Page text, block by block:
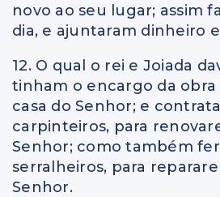
novo ao seu lugar; assim
dia, e ajuntaram dinheiro
12. O qual o rei e Joiada
tinham o encargo da obra
casa do Senhor; e
carpinteiros, para
Senhor; como também
serralheiros, para
Senhor.